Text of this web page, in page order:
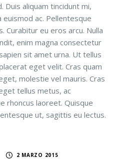
Duis aliquam tincidunt mi,
ac. Pellentesque
Curabitur eu eros arcu. Nulla
enim magna consectetur
sit amet urna. Ut tellus
eget velit. Cras quam
molestie vel mauris. Cras
tellus metus, ac
rhoncus laoreet. Quisque
ut, sagittis eu lectus.
2 MARZO 2015